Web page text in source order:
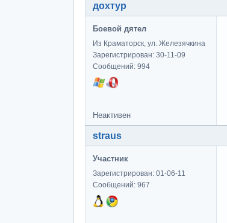
дохтур
Боевой дятел
Из Краматорск, ул. Железячкина
Зарегистрирован: 30-11-09
Сообщений: 994
Неактивен
straus
Участник
Зарегистрирован: 01-06-11
Сообщений: 967